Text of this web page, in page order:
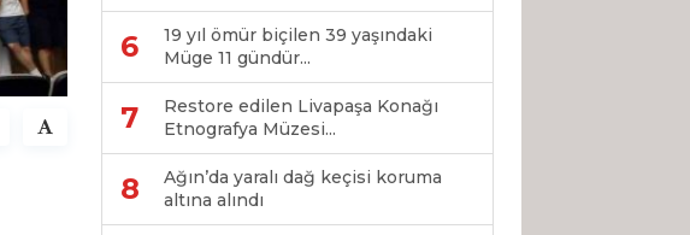
6
19 yıl ömür biçilen 39 yaşındaki
Müge 11 gündür...
7
Restore edilen Livapaşa Konağı
Etnografya Müzesi...
8
Ağın’da yaralı dağ keçisi koruma
altına alındı